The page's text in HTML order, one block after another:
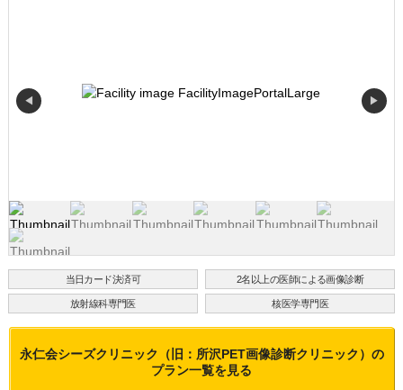
◀ ▶
当日カード決済可 2名以上の医師による画像診断
放射線科専門医 核医学専門医
永仁会シーズクリニック（旧：所沢PET画像診断クリニック） の
プラン一覧を見る